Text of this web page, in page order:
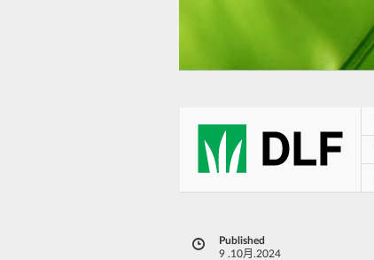
e
Published
9 .10月.2024